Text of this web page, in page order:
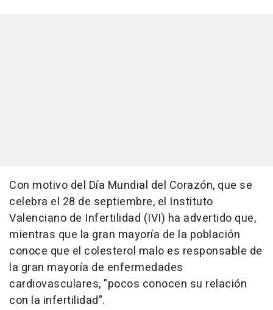
Con motivo del Día Mundial del Corazón, que se
celebra el 28 de septiembre, el Instituto
Valenciano de Infertilidad (IVI) ha advertido que,
mientras que la gran mayoría de la población
conoce que el colesterol malo es responsable de
la gran mayoría de enfermedades
cardiovasculares, "pocos conocen su relación
con la infertilidad".